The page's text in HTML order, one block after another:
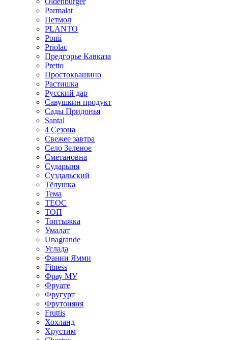
Parmalat
Петмол
PLANTO
Pomi
Priolac
Предгорье Кавказа
Pretto
Простоквашино
Растишка
Русский дар
Савушкин продукт
Сады Придонья
Santal
4 Сезона
Свежее завтра
Село Зеленое
Сметановна
Сударыня
Суздальский
Тёлушка
Тема
ТЕОС
ТОП
Топтыжка
Умалат
Unagrande
Услада
Фанни Ямми
Fitness
Фрау МУ
Фруате
Фругурт
Фрутоняня
Fruttis
Хохланд
Хрустим